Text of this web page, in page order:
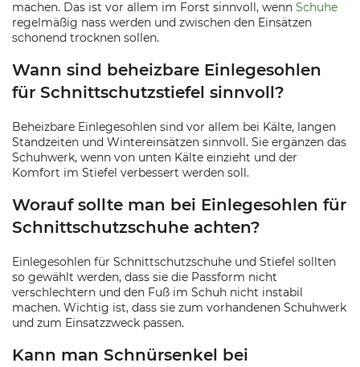
machen. Das ist vor allem im Forst sinnvoll, wenn Schuhe
regelmäßig nass werden und zwischen den Einsätzen
schonend trocknen sollen.
Wann sind beheizbare Einlegesohlen
für Schnittschutzstiefel sinnvoll?
Beheizbare Einlegesohlen sind vor allem bei Kälte, langen
Standzeiten und Wintereinsätzen sinnvoll. Sie ergänzen das
Schuhwerk, wenn von unten Kälte einzieht und der
Komfort im Stiefel verbessert werden soll.
Worauf sollte man bei Einlegesohlen für
Schnittschutzschuhe achten?
Einlegesohlen für Schnittschutzschuhe und Stiefel sollten
so gewählt werden, dass sie die Passform nicht
verschlechtern und den Fuß im Schuh nicht instabil
machen. Wichtig ist, dass sie zum vorhandenen Schuhwerk
und zum Einsatzzweck passen.
Kann man Schnürsenkel bei